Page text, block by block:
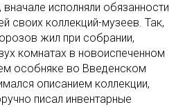
исполняли обязанности
своих коллекций-музеев. Так,
жил при собрании,
комнатах в новоиспеченном
особняке во Введенском
описанием коллекции,
писал инвентарные